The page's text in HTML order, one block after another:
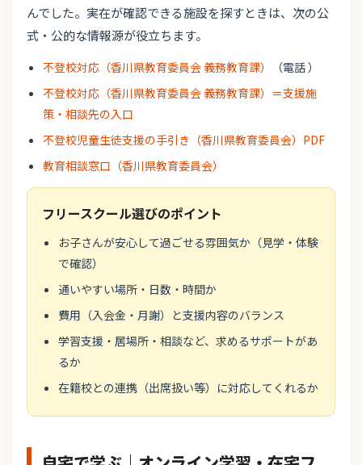
んでした。実在が確認できる施設を探すときは、次の公
式・公的な情報源が役立ちます。
不登校対応（香川県教育委員会 義務教育課）
（電話 ）
不登校対応（香川県教育委員会 義務教育課）＝支援施
策・相談先の入口
不登校児童生徒支援の手引き（香川県教育委員会）PDF
教育相談窓口（香川県教育委員会）
フリースクール選びのポイント
お子さんが安心して過ごせる雰囲気か（見学・体験
で確認）
通いやすい場所・日数・時間か
費用（入会金・月謝）と支援内容のバランス
学習支援・居場所・相談など、求めるサポートがあ
るか
在籍校との連携（出席扱い等）に対応してくれるか